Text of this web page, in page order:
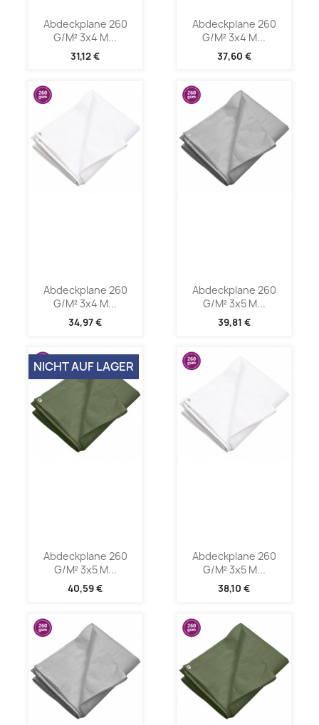
Abdeckplane 260
G/m² 3x4 M...
31,12 €
Abdeckplane 260
G/m² 3x4 M...
37,60 €
Abdeckplane 260
G/m² 3x4 M...
34,97 €
Abdeckplane 260
G/m² 3x5 M...
39,81 €
Abdeckplane 260
G/m² 3x5 M...
40,59 €
NICHT AUF LAGER
Abdeckplane 260
G/m² 3x5 M...
38,10 €